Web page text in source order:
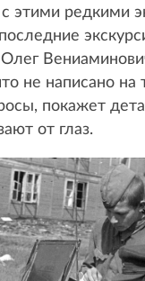
с этими редкими
не написано на
покажет
от глаз.